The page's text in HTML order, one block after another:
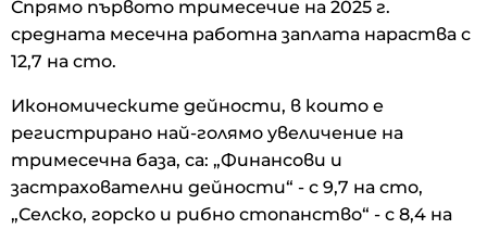
Спрямо първото тримесечие на 2025 г.
средната месечна работна заплата нараства с
12,7 на сто.
Икономическите дейности, в които е
регистрирано най-голямо увеличение на
тримесечна база, са: „Финансови и
застрахователни дейности“ - с 9,7 на сто,
„Селско, горско и рибно стопанство“ - с 8,4 на